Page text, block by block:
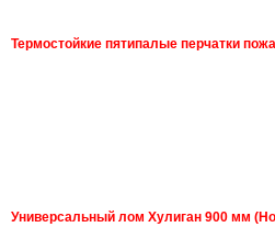
Термостойкие пятипалые перчатки
Универсальный лом Хулиган 900 мм